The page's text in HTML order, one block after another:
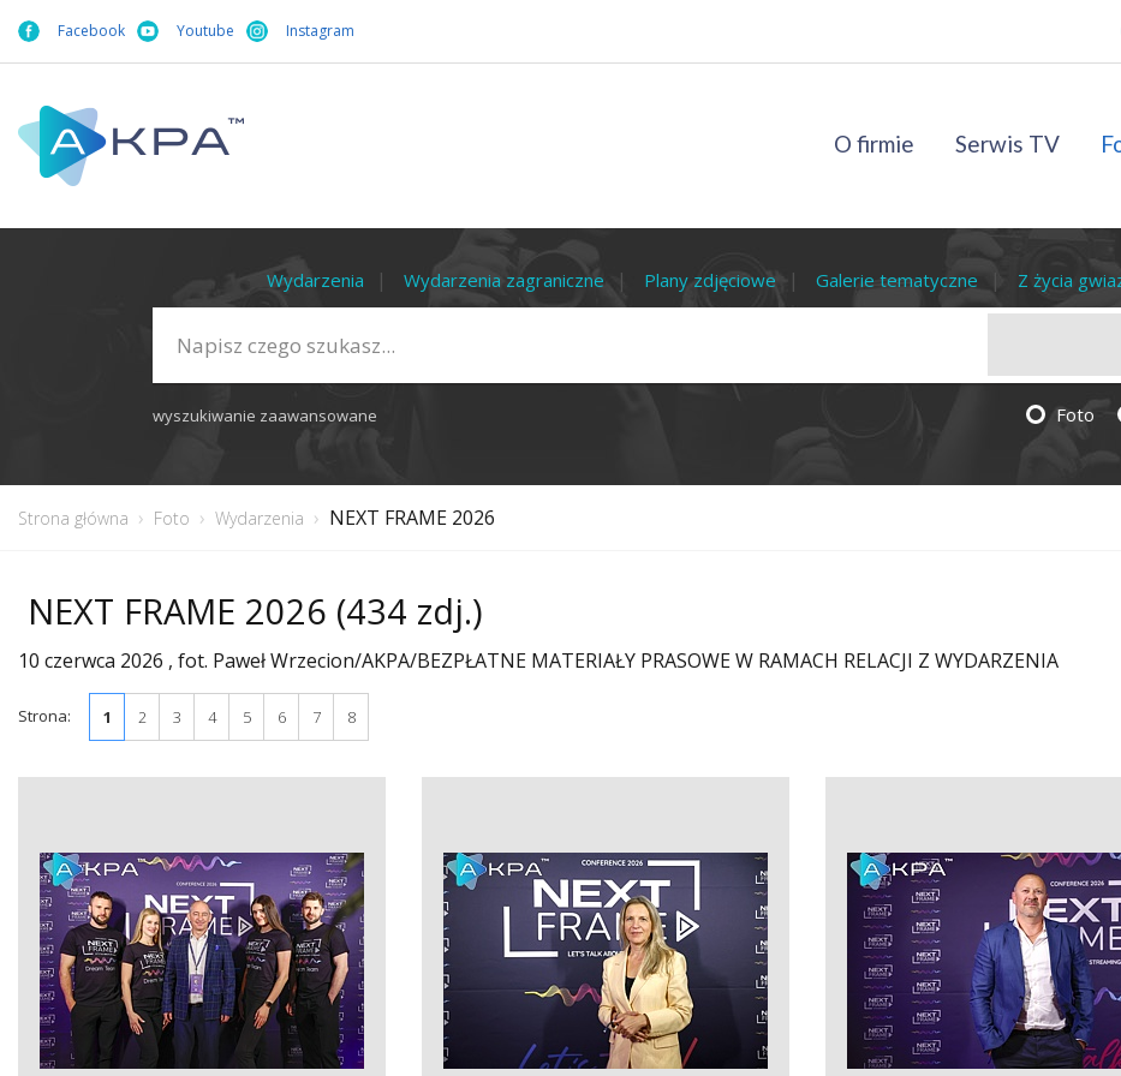
Facebook Youtube Instagram
O firmie Serwis TV
Wydarzenia Wydarzenia zagraniczne Plany zdjęciowe Galerie tematyczne Z życia
wyszukiwanie zaawansowane Foto
Strona główna Foto Wydarzenia NEXT FRAME 2026
NEXT FRAME 2026 (434 zdj.)
10 czerwca 2026 , fot. Paweł Wrzecion/AKPA/BEZPŁATNE MATERIAŁY PRASOWE W RAMACH RELACJI Z WYDARZENIA
Strona: 1 2 3 4 5 6 7 8